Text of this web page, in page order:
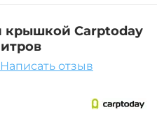
крышкой Carptoday
Написать отзыв